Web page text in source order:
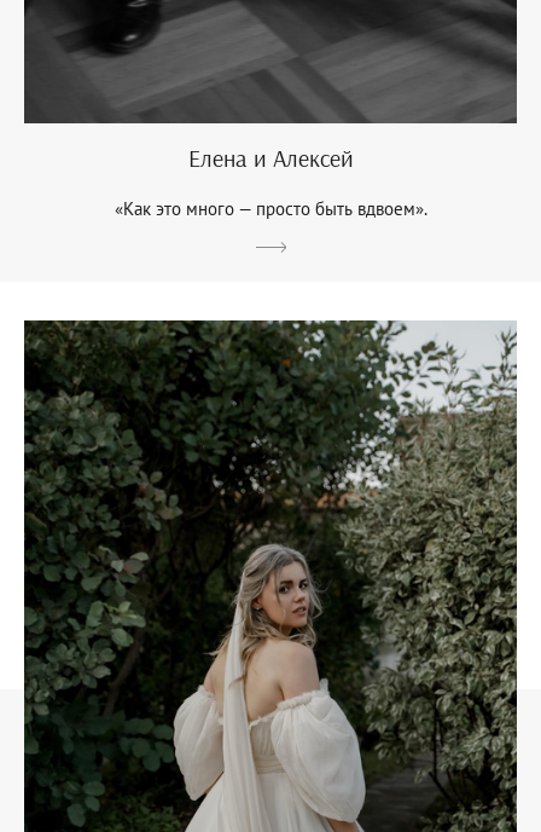
Елена и Алексей
«Как это много — просто быть вдвоем».